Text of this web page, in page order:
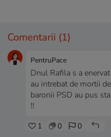
Comentarii (1)
PentruPace
Dnul Rafila s a
au intrebat de mortii
baronii PSD au pus
!!
1 0 0